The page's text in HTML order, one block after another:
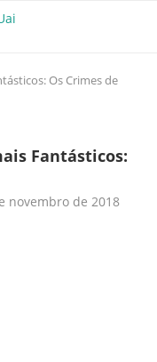
Os Crimes de
Fantásticos:
novembro de 2018